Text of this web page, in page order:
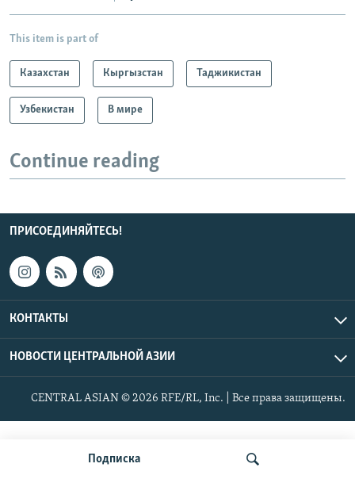
Подписка
This item is part of
Казахстан Кыргызстан Таджикистан
Узбекистан В мире
Continue reading
ПРИСОЕДИНЯЙТЕСЬ!
КОНТАКТЫ
НОВОСТИ ЦЕНТРАЛЬНОЙ АЗИИ
CENTRAL ASIAN © 2026 RFE/RL, Inc. | Все права защищены.